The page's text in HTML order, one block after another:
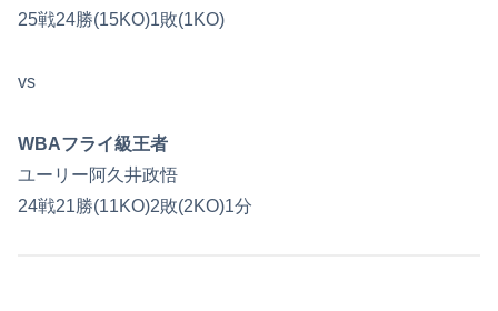
25戦24勝(15KO)1敗(1KO)
vs
WBAフライ級王者
ユーリー阿久井政悟
24戦21勝(11KO)2敗(2KO)1分